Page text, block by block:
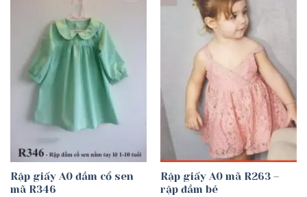
Rập giấy A0 đầm cổ sen
mã R346
Rập giấy A0 mã R263 –
rập đầm bé